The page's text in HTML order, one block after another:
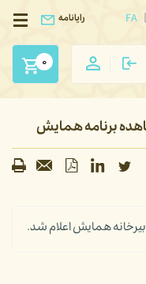
FA رایانامه
0
برنامه همایش
همایش اعلام شد.